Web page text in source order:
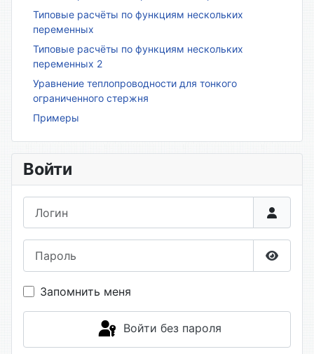
Типовые расчёты по функциям нескольких
переменных
Типовые расчёты по функциям нескольких
переменных 2
Уравнение теплопроводности для тонкого
ограниченного стержня
Примеры
Войти
Запомнить меня
Войти без пароля